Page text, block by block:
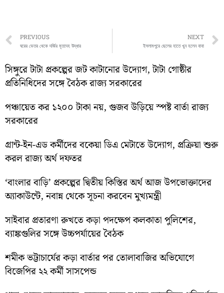
Prev
PREVIOUS
ঘরের ভেতর থেকে দর্জির মৃতদেহ উদ্ধার
NEXT
ইসলামপুরে ছেলের হাতে খুন হলেন বাবা
সিঙ্গুরে টাটা প্রকল্পের জট কাটানোর উদ্যোগ, টাটা গোষ্ঠীর
প্রতিনিধিদের সঙ্গে বৈঠক রাজ্য সরকারের
পঞ্চায়েত কর ১২০০ টাকা নয়, গুজব উড়িয়ে স্পষ্ট বার্তা রাজ্য
সরকারের
গ্রান্ট-ইন-এড কর্মীদের বকেয়া ডিএ মেটাতে উদ্যোগ, প্রক্রিয়া শুরু
করল রাজ্য অর্থ দফতর
‘বাংলার বাড়ি’ প্রকল্পের দ্বিতীয় কিস্তির অর্থ আজ উপভোক্তাদের
অ্যাকাউন্টে, নবান্ন থেকে সূচনা করবেন মুখ্যমন্ত্রী
সাইবার প্রতারণা রুখতে কড়া পদক্ষেপ কলকাতা পুলিশের,
ব্যাঙ্কগুলির সঙ্গে উচ্চপর্যায়ের বৈঠক
শমীক ভট্টাচার্যের কড়া বার্তার পর তোলাবাজির অভিযোগে
বিজেপির ২২ কর্মী সাসপেন্ড